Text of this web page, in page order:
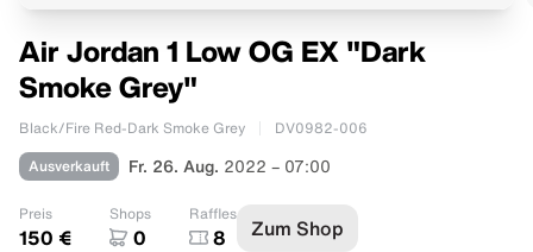
Air Jordan 1 Low OG EX "Dark
Smoke Grey"
Black/Fire Red-Dark Smoke Grey DV0982-006
Ausverkauft Fr. 26. Aug. 2022 – 07:00
Preis
150 €
Shops
0
Raffles
8 Zum Shop